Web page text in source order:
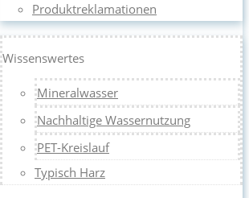
Produktreklamationen
Wissenswertes
Mineralwasser
Nachhaltige Wassernutzung
PET-Kreislauf
Typisch Harz